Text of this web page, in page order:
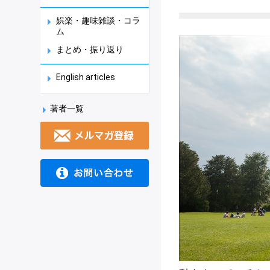
娯楽・趣味雑談・コラ
ム
まとめ・振り返り
English articles
著者一覧